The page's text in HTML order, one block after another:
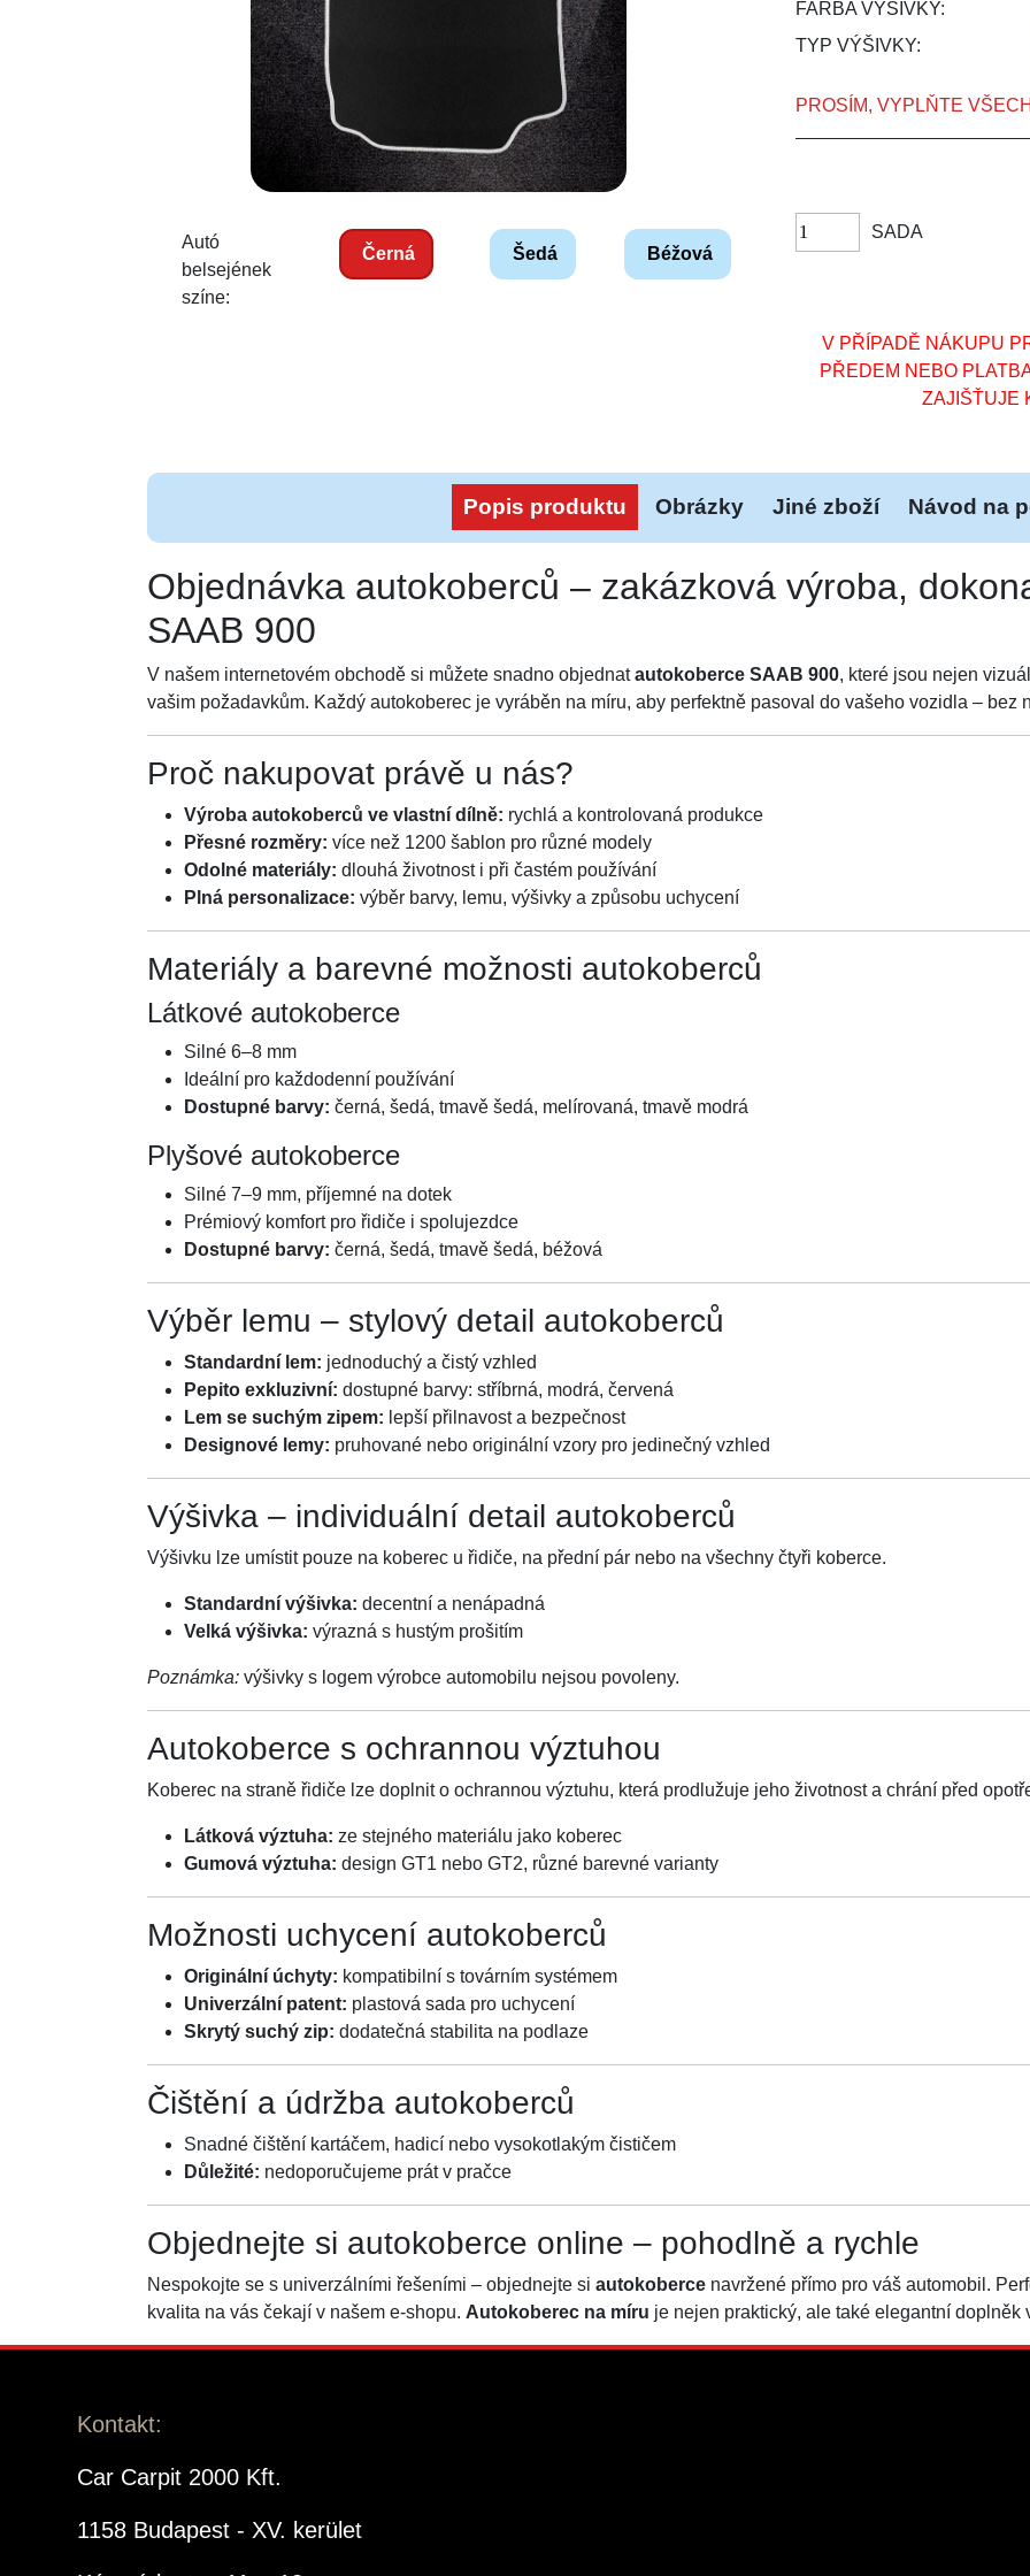
Autó
belsejének
színe:
Černá Šedá Béžová
FARBA VÝŠIVKY:
TYP VÝŠIVKY:
PROSÍM, VYPLŇTE
SADA
V PŘÍPADĚ NÁKUPU
PŘEDEM NEBO
ZAJIŠŤUJE
Popis produktu Obrázky Jiné zboží Návod na
Objednávka autokoberců – zakázková výroba,
SAAB 900
V našem internetovém obchodě si můžete snadno objednatautokoberce SAAB 900, které jsou nejen
vašim požadavkům. Každý autokoberec je vyráběn na míru, aby perfektně pasoval do vašeho vozidla – bez
Proč nakupovat právě u nás?
Výroba autokoberců ve vlastní dílně: rychlá a kontrolovaná produkce
Přesné rozměry: více než 1200 šablon pro různé modely
Odolné materiály: dlouhá životnost i při častém používání
Plná personalizace: výběr barvy, lemu, výšivky a způsobu uchycení
Materiály a barevné možnosti autokoberců
Látkové autokoberce
Silné 6–8 mm
Ideální pro každodenní používání
Dostupné barvy: černá, šedá, tmavě šedá, melírovaná, tmavě modrá
Plyšové autokoberce
Silné 7–9 mm, příjemné na dotek
Prémiový komfort pro řidiče i spolujezdce
Dostupné barvy: černá, šedá, tmavě šedá, béžová
Výběr lemu – stylový detail autokoberců
Standardní lem: jednoduchý a čistý vzhled
Pepito exkluzivní: dostupné barvy: stříbrná, modrá, červená
Lem se suchým zipem: lepší přilnavost a bezpečnost
Designové lemy: pruhované nebo originální vzory pro jedinečný vzhled
Výšivka – individuální detail autokoberců
Výšivku lze umístit pouze na koberec u řidiče, na přední pár nebo na všechny čtyři koberce.
Standardní výšivka: decentní a nenápadná
Velká výšivka: výrazná s hustým prošitím
Poznámka:výšivky s logem výrobce automobilu nejsou povoleny.
Autokoberce s ochrannou výztuhou
Koberec na straně řidiče lze doplnit o ochrannou výztuhu, která prodlužuje jeho životnost a chrání před
Látková výztuha: ze stejného materiálu jako koberec
Gumová výztuha: design GT1 nebo GT2, různé barevné varianty
Možnosti uchycení autokoberců
Originální úchyty: kompatibilní s továrním systémem
Univerzální patent: plastová sada pro uchycení
Skrytý suchý zip: dodatečná stabilita na podlaze
Čištění a údržba autokoberců
Snadné čištění kartáčem, hadicí nebo vysokotlakým čističem
Důležité: nedoporučujeme prát v pračce
Objednejte si autokoberce online – pohodlně a rychle
Nespokojte se s univerzálními řešeními – objednejte si autokobercenavržené přímo pro váš automobil.
kvalita na vás čekají v našem e-shopu. Autokoberec na míru je nejen praktický, ale také elegantní doplněk
Kontakt:
Car Carpit 2000 Kft.
1158 Budapest - XV. kerület